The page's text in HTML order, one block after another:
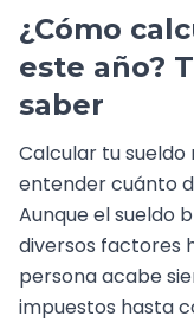
¿Cómo
este año?
saber
Calcular tu
entender cuánto
Aunque el sueldo
diversos factores
persona acabe
impuestos hasta